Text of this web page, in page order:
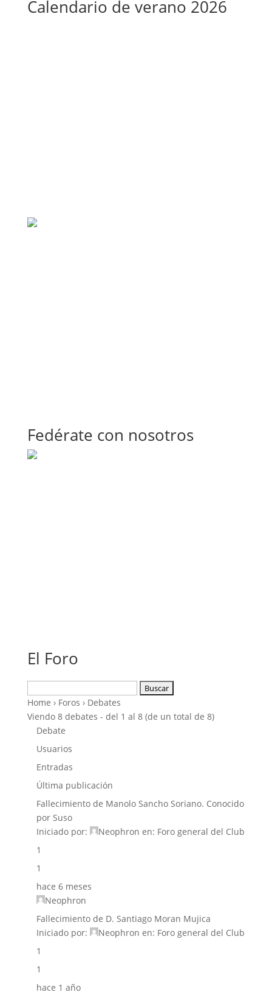
Calendario de verano 2026
Fedérate con nosotros
El Foro
Home › Foros › Debates
Viendo 8 debates - del 1 al 8 (de un total de 8)
Debate
Usuarios
Entradas
Última publicación
Fallecimiento de Manolo Sancho Soriano. Conocido
por Suso
Iniciado por:
Neophron en: Foro general del Club
1
1
hace 6 meses
Neophron
Fallecimiento de D. Santiago Moran Mujica
Iniciado por:
Neophron en: Foro general del Club
1
1
hace 1 año